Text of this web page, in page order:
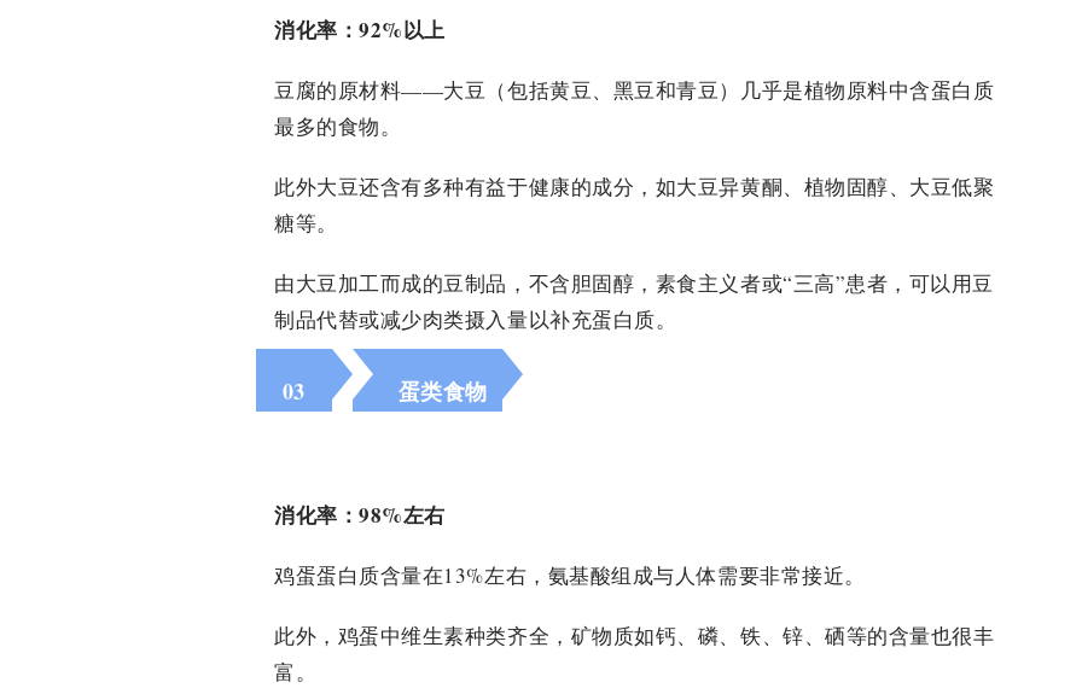
消化率：92%以上
豆腐的原材料——大豆（包括黄豆、黑豆和青豆）几乎是植物原料中含蛋白质
最多的食物。
此外大豆还含有多种有益于健康的成分，如大豆异黄酮、植物固醇、大豆低聚
糖等。
由大豆加工而成的豆制品，不含胆固醇，素食主义者或“三高”患者，可以用豆
制品代替或减少肉类摄入量以补充蛋白质。
03 蛋类食物
消化率：98%左右
鸡蛋蛋白质含量在13%左右，氨基酸组成与人体需要非常接近。
此外，鸡蛋中维生素种类齐全，矿物质如钙、磷、铁、锌、硒等的含量也很丰
富。